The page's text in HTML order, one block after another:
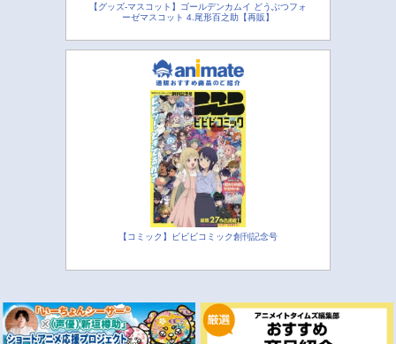
【グッズ-マスコット】ゴールデンカムイ どうぶつフォ
ーゼマスコット 4.尾形百之助【再販】
【コミック】ビビビコミック創刊記念号